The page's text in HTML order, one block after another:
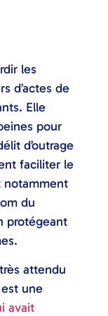
les
d’actes de
Elle
pour
d’outrage
faciliter le
notamment
du
protégeant
attendu
une
avait